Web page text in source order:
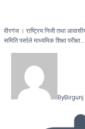
वीरगंज । राष्ट्रिय निजी तथा
समिति पर्साले माध्यमिक शिक्षा परीक्षा…
ByBirgunj